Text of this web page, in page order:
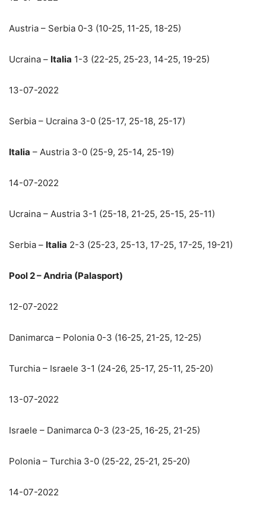
Austria – Serbia 0-3 (10-25, 11-25, 18-25)
Ucraina – Italia 1-3 (22-25, 25-23, 14-25, 19-25)
13-07-2022
Serbia – Ucraina 3-0 (25-17, 25-18, 25-17)
Italia – Austria 3-0 (25-9, 25-14, 25-19)
14-07-2022
Ucraina – Austria 3-1 (25-18, 21-25, 25-15, 25-11)
Serbia – Italia 2-3 (25-23, 25-13, 17-25, 17-25, 19-21)
Pool 2 – Andria (Palasport)
12-07-2022
Danimarca – Polonia 0-3 (16-25, 21-25, 12-25)
Turchia – Israele 3-1 (24-26, 25-17, 25-11, 25-20)
13-07-2022
Israele – Danimarca 0-3 (23-25, 16-25, 21-25)
Polonia – Turchia 3-0 (25-22, 25-21, 25-20)
14-07-2022